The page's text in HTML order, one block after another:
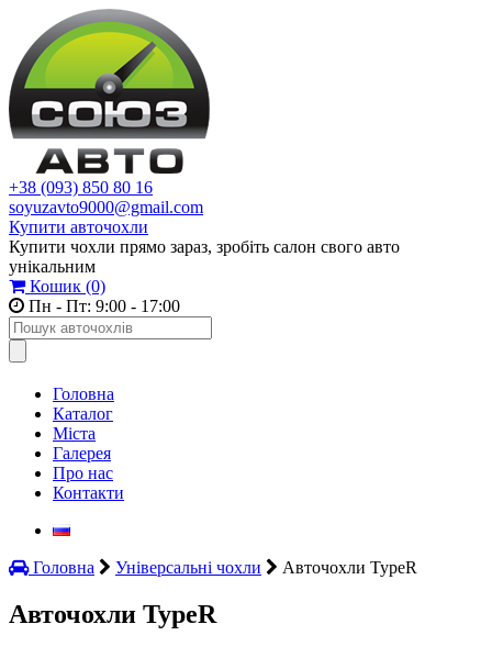
+38 (093) 850 80 16
soyuzavto9000@gmail.com
Купити авточохли
Купити чохли прямо зараз, зробіть салон свого авто
унікальним
Кошик (0)
Пн - Пт: 9:00 - 17:00
Головна
Каталог
Міста
Галерея
Про нас
Контакти
Головна Універсальні чохли Авточохли TypeR
Авточохли TypeR